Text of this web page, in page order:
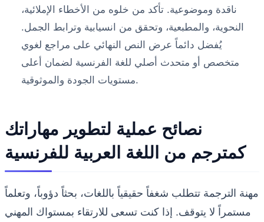
ناقدة وموضوعية. تأكد من خلوه من الأخطاء الإملائية،
النحوية، والمطبعية، وتحقق من انسيابية وترابط الجمل.
يُفضل دائماً عرض النص النهائي على مراجع لغوي
متخصص أو متحدث أصلي للغة الفرنسية لضمان أعلى
مستويات الجودة والموثوقية.
نصائح عملية لتطوير مهاراتك
كمترجم من اللغة العربية للفرنسية
مهنة الترجمة تتطلب شغفاً حقيقياً باللغات، بحثاً دؤوباً، وتعلماً
مستمراً لا يتوقف. إذا كنت تسعى للارتقاء بمستواك المهني